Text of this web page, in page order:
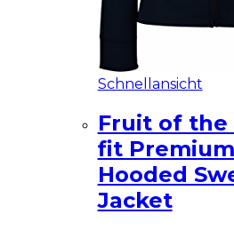
Schnellansicht
Fruit of the
fit
Hooded
Jacket